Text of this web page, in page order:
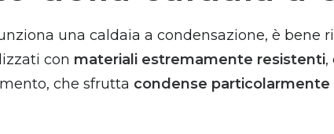
una caldaia a condensazione, è bene
con materiali estremamente resistenti,
che sfrutta condense particolarmente